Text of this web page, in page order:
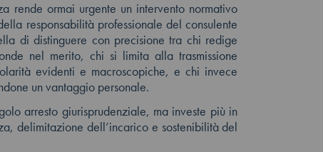
rende ormai urgente un intervento normativo
responsabilità professionale del consulente
di distinguere con precisione tra chi redige
nel merito, chi si limita alla trasmissione
evidenti e macroscopiche, e chi invece
un vantaggio personale.
arresto giurisprudenziale, ma investe più in
delimitazione dell’incarico e sostenibilità del